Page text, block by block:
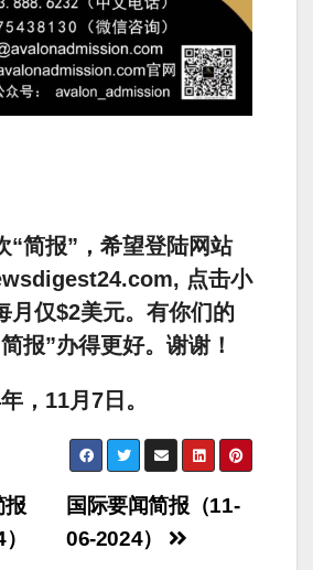
“简报”，希望登陆网站
点击小
月仅$2美元。有你们的
报”办得更好。谢谢！
，11月7日。
国际要闻简报（11-
06-2024）
报